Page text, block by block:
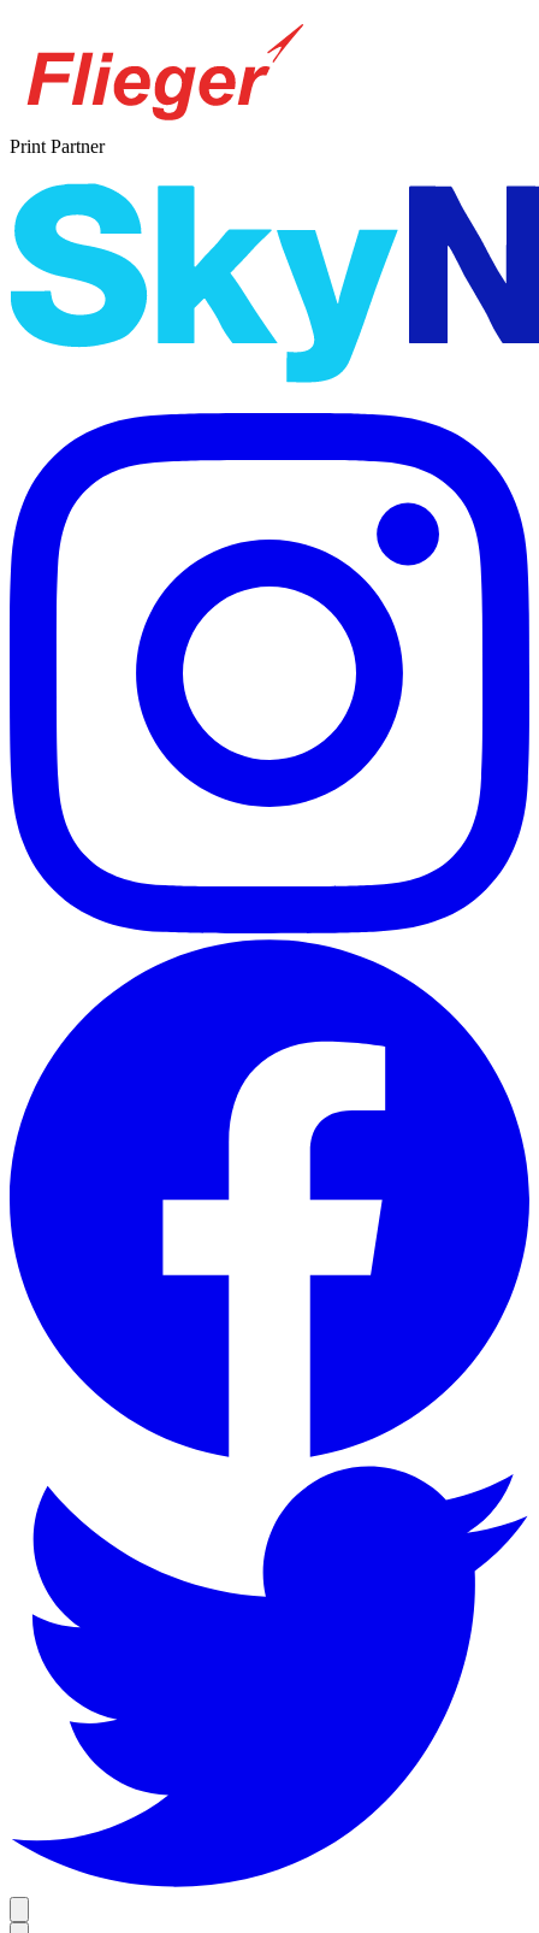
Print Partner